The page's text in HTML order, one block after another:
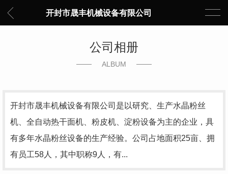
开封市晟丰机械设备有限公司
公司相册
ALBUM
开封市晟丰机械设备有限公司是以研究、生产水晶粉丝
机、全自动热干面机、粉皮机、淀粉设备为主的企业，具
有多年水晶粉丝设备的生产经验。公司占地面积25亩、拥
有员工58人，其中职称9人，有...